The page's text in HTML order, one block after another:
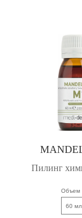
Пилинг
Объем
60 мл